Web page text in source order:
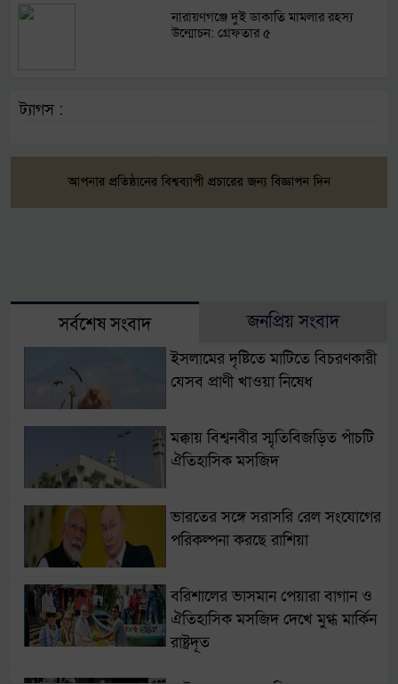
নারায়ণগঞ্জে দুই ডাকাতি মামলার রহস্য
উন্মোচন: গ্রেফতার ৫
ট্যাগস :
সর্বশেষ সংবাদ জনপ্রিয় সংবাদ
ইসলামের দৃষ্টিতে মাটিতে বিচরণকারী
যেসব প্রাণী খাওয়া নিষেধ
মক্কায় বিশ্বনবীর স্মৃতিবিজড়িত পাঁচটি
ঐতিহাসিক মসজিদ
ভারতের সঙ্গে সরাসরি রেল সংযোগের
পরিকল্পনা করছে রাশিয়া
বরিশালের ভাসমান পেয়ারা বাগান ও
ঐতিহাসিক মসজিদ দেখে মুগ্ধ মার্কিন
রাষ্ট্রদূত